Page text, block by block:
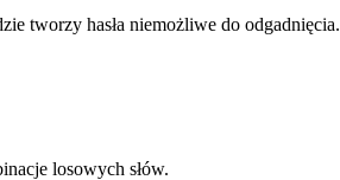
tworzy hasła niemożliwe do odgadnięcia.
losowych słów.